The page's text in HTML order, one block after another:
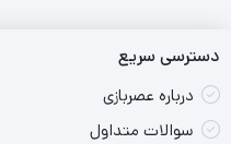
دسترسی سریع
درباره عصربازی
سوالات متداول